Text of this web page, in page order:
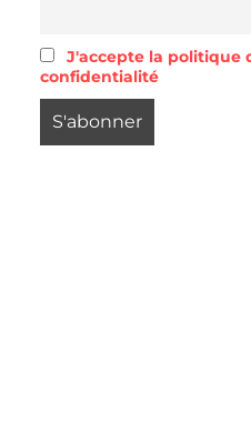
J'accepte la politique
confidentialité